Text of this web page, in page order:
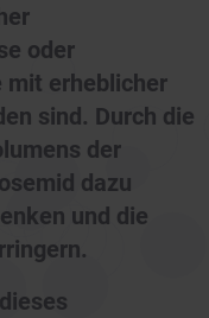
oder
mit erheblicher
sind. Durch die
der
dazu
und die